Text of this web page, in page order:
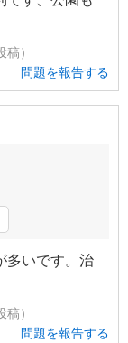
）
問題を報告する
多いです。治
）
問題を報告する